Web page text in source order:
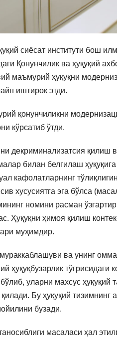
сиёсат институти бош
Қонунчилик ва ҳуқуқий
маъмурий ҳуқуқни
иштирок этди.
қонунчиликни
кўрсатиб ўтди.
декриминализатсия қилиш
билан белгилаш
кафолатларнинг
хусусиятга эга бўлса
номини расман
Ҳуқуқни ҳимоя қилиш
муҳимдир.
ва унинг
ҳуқуқбузарлик тўғрисидаги
уларни махсус ҳуқуқий
Бу ҳуқуқий
бузади.
масаласи ҳал